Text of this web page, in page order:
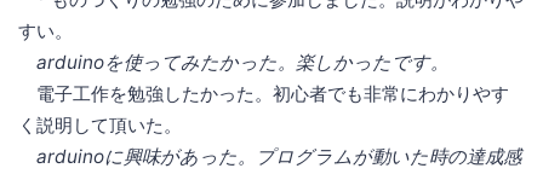
すい。
arduinoを使ってみたかった。楽しかったです。
電子工作を勉強したかった。初心者でも非常にわかりやす
く説明して頂いた。
arduinoに興味があった。プログラムが動いた時の達成感